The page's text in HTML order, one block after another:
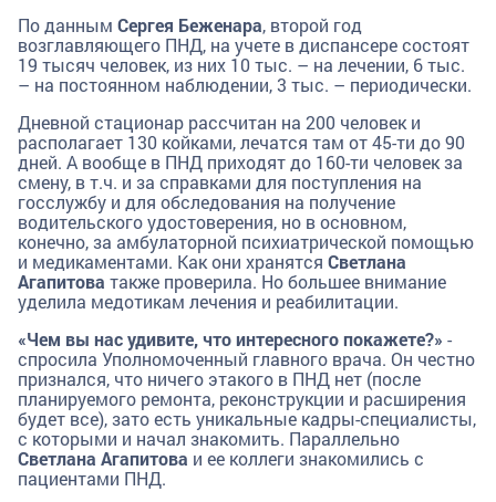
По данным Сергея Беженара, второй год
возглавляющего ПНД, на учете в диспансере состоят
19 тысяч человек, из них 10 тыс. – на лечении, 6 тыс.
– на постоянном наблюдении, 3 тыс. – периодически.
Дневной стационар рассчитан на 200 человек и
располагает 130 койками, лечатся там от 45-ти до 90
дней. А вообще в ПНД приходят до 160-ти человек за
смену, в т.ч. и за справками для поступления на
госслужбу и для обследования на получение
водительского удостоверения, но в основном,
конечно, за амбулаторной психиатрической помощью
и медикаментами. Как они хранятся Светлана
Агапитова также проверила. Но большее внимание
уделила медотикам лечения и реабилитации.
«Чем вы нас удивите, что интересного покажете?» -
спросила Уполномоченный главного врача. Он честно
признался, что ничего этакого в ПНД нет (после
планируемого ремонта, реконструкции и расширения
будет все), зато есть уникальные кадры-специалисты,
с которыми и начал знакомить. Параллельно
Светлана Агапитова и ее коллеги знакомились с
пациентами ПНД.